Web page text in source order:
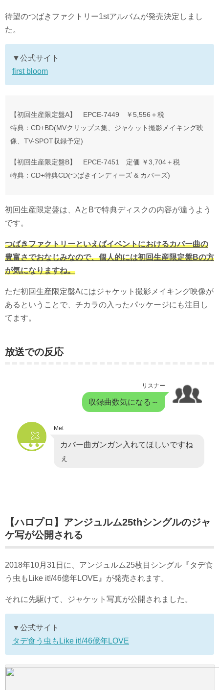
待望のつばきファクトリー1stアルバムが発売決定しまし
た。
▼公式サイト
first bloom
【初回生産限定盤A】 EPCE-7449 ￥5,556＋税
特典：CD+BD(MVクリップス集、ジャケット撮影メイキング映
像、TV-SPOT収録予定)
【初回生産限定盤B】 EPCE-7451 定価 ￥3,704＋税
特典：CD+特典CD(つばきインディーズ & カバーズ)
初回生産限定盤は、AとBで特典ディスクの内容が違うよう
です。
つばきファクトリーといえばイベントにおけるカバー曲の
豊富さでおなじみなので、個人的には初回生産限定盤Bの方
が気になりますね。
ただ初回生産限定盤Aにはジャケット撮影メイキング映像が
あるということで、チカラの入ったパッケージにも注目し
てます。
放送での反応
リスナー
収録曲数気になる～
Met
カバー曲ガンガン入れてほしいですね
ぇ
【ハロプロ】アンジュルム25thシングルのジャ
ケ写が公開される
2018年10月31日に、アンジュルム25枚目シングル『タデ食
う虫もLike it!/46億年LOVE』が発売されます。
それに先駆けて、ジャケット写真が公開されました。
▼公式サイト
タデ食う虫もLike it!/46億年LOVE